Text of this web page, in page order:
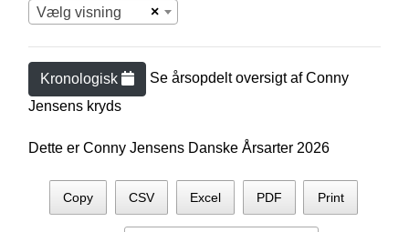
×
Vælg visning
Kronologisk Se årsopdelt oversigt afConny
Jensens kryds
Dette er Conny Jensens Danske Årsarter 2026
Copy CSV Excel PDF Print